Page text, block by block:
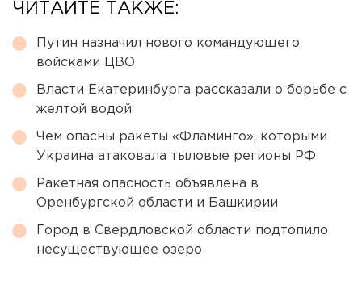
ЧИТАЙТЕ ТАКЖЕ:
Путин назначил нового командующего
войсками ЦВО
Власти Екатеринбурга рассказали о борьбе с
желтой водой
Чем опасны ракеты «Фламинго», которыми
Украина атаковала тыловые регионы РФ
Ракетная опасность объявлена в
Оренбургской области и Башкирии
Город в Свердловской области подтопило
несуществующее озеро